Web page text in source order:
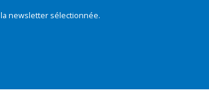
newsletter sélectionnée.